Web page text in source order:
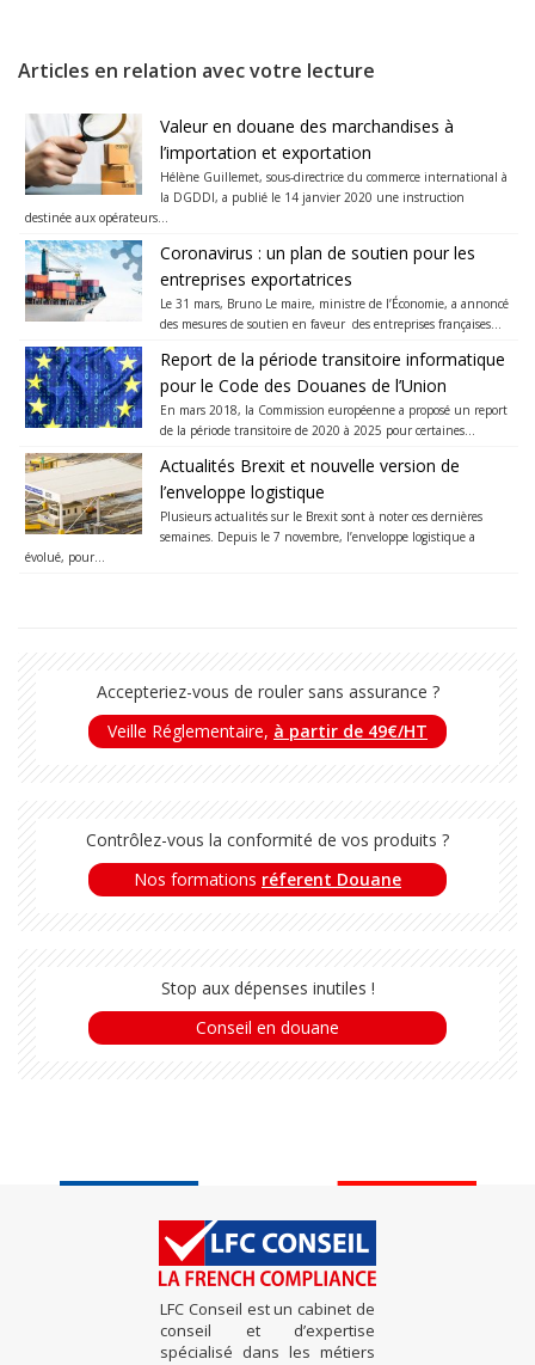
Articles en relation avec votre lecture
Valeur en douane des marchandises à
l’importation et exportation
Hélène Guillemet, sous-directrice du commerce international à
la DGDDI, a publié le 14 janvier 2020 une instruction
destinée aux opérateurs...
Coronavirus : un plan de soutien pour les
entreprises exportatrices
Le 31 mars, Bruno Le maire, ministre de l’Économie, a annoncé
des mesures de soutien en faveur des entreprises françaises...
Report de la période transitoire informatique
pour le Code des Douanes de l’Union
En mars 2018, la Commission européenne a proposé un report
de la période transitoire de 2020 à 2025 pour certaines...
Actualités Brexit et nouvelle version de
l’enveloppe logistique
Plusieurs actualités sur le Brexit sont à noter ces dernières
semaines. Depuis le 7 novembre, l’enveloppe logistique a
évolué, pour...
Accepteriez-vous de rouler sans assurance ?
Veille Réglementaire, à partir de 49€/HT
Contrôlez-vous la conformité de vos produits ?
Nos formations réferent Douane
Stop aux dépenses inutiles !
Conseil en douane
LFC Conseil est un cabinet de
conseil et d’expertise
spécialisé dans les métiers